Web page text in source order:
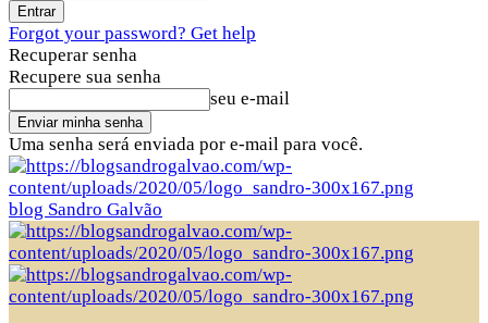
Forgot your password? Get help
Recuperar senha
Recupere sua senha
seu e-mail
Uma senha será enviada por e-mail para você.
blog Sandro Galvão